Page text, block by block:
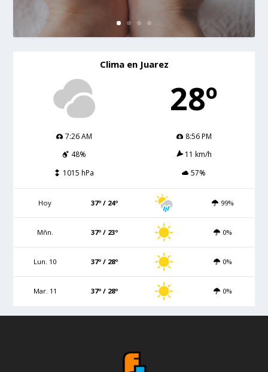
Clima en Juarez
28º
7:26 AM
8:56 PM
48%
11 km/h
1015 hPa
57%
Hoy 37º / 24º 99%
Mñn. 37º / 23º 0%
Lun. 10 37º / 28º 0%
Mar. 11 37º / 28º 0%